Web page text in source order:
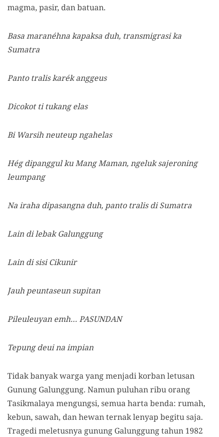
magma, pasir, dan batuan.
Basa maranéhna kapaksa duh, transmigrasi ka
Sumatra
Panto tralis karék anggeus
Dicokot ti tukang elas
Bi Warsih neuteup ngahelas
Hég dipanggul ku Mang Maman, ngeluk sajeroning
leumpang
Na iraha dipasangna duh, panto tralis di Sumatra
Lain di lebak Galunggung
Lain di sisi Cikunir
Jauh peuntaseun supitan
Pileuleuyan emh… PASUNDAN
Tepung deui na impian
Tidak banyak warga yang menjadi korban letusan
Gunung Galunggung. Namun puluhan ribu orang
Tasikmalaya mengungsi, semua harta benda: rumah,
kebun, sawah, dan hewan ternak lenyap begitu saja.
Tragedi meletusnya gunung Galunggung tahun 1982